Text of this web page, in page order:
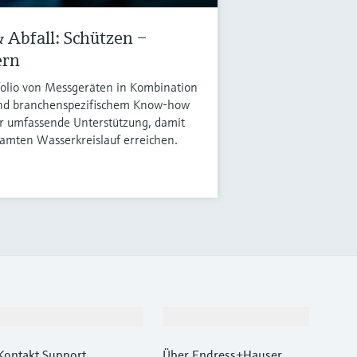
Abfall: Schützen –
von Messgeräten in Kombination
branchenspezifischem Know-how
umfassende Unterstützung, damit
Wasserkreislauf erreichen.